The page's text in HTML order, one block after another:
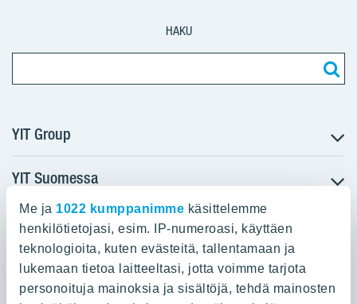
Me ja 1022 kumppanimme käsittelemme
henkilötietojasi, esim. IP-numeroasi, käyttäen
teknologioita, kuten evästeitä, tallentamaan ja
lukemaan tietoa laitteeltasi, jotta voimme tarjota
personoituja mainoksia ja sisältöjä, tehdä mainosten
HAKU
YIT Group
Tietoa YIT:stä
Töihin meille
Sijoittajat
Projektit
Vastuullisuus
YIT Suomessa
Myytävät asunnot
Vuokrattavat toimitilat
Kiinteistösijoittaminen
Infrarakentaminen
YIT:n pääkonttori
Panuntie 11, PL 36, 00620 Helsinki
020 433 111